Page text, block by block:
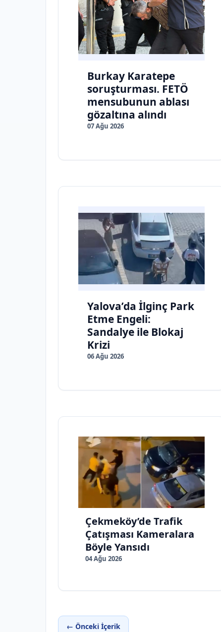
Burkay Karatepe
soruşturması. FETÖ
mensubunun ablası
gözaltına alındı
07 Ağu 2026
Yalova’da İlginç Park
Etme Engeli:
Sandalye ile Blokaj
Krizi
06 Ağu 2026
Çekmeköy’de Trafik
Çatışması Kameralara
Böyle Yansıdı
04 Ağu 2026
← Önceki İçerik